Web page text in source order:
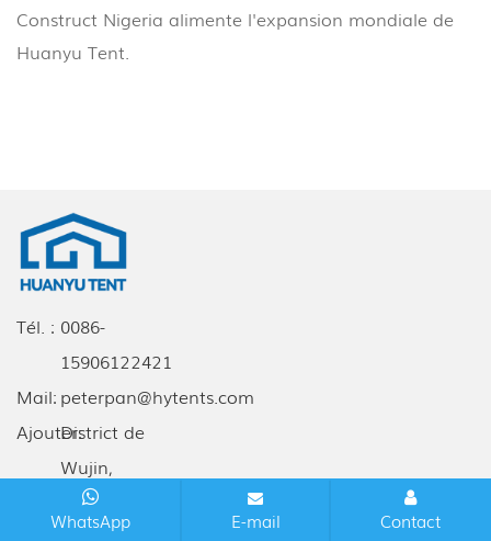
Construct Nigeria alimente l'expansion mondiale de
Huanyu Tent.
Ajouter:District de
Wujin,
Changzhou,
Tél. : 0086-
15906122421
Mail: peterpan@hytents.com
WhatsApp E-mail Contact